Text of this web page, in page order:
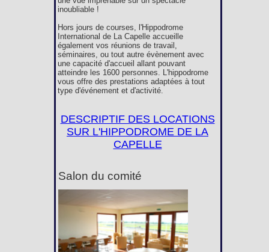
inoubliable !
Hors jours de courses, l'Hippodrome
International de La Capelle accueille
également vos réunions de travail,
séminaires, ou tout autre évènement avec
une capacité d'accueil allant pouvant
atteindre les 1600 personnes. L'hippodrome
vous offre des prestations adaptées à tout
type d'événement et d'activité.
DESCRIPTIF DES LOCATIONS
SUR L'HIPPODROME DE LA
CAPELLE
Salon du comité